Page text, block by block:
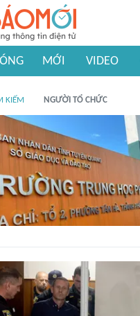
MỚI VIDEO
KIẾM NGƯỜI TỔ CHỨC